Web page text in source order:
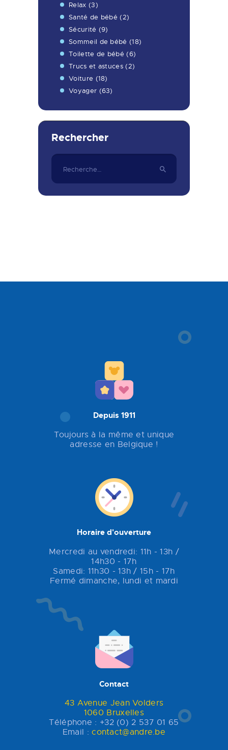
Relax (3)
Santé de bébé (2)
Sécurité (9)
Sommeil de bébé (18)
Toilette de bébé (6)
Trucs et astuces(2)
Voiture (18)
Voyager (63)
Rechercher
Rechercher :
Depuis 1911
Toujours à la même et unique
adresse en Belgique !
Horaire d'ouverture
Mercredi au vendredi: 11h - 13h /
14h30 - 17h
Samedi: 11h30 - 13h / 15h - 17h
Fermé dimanche, lundi et mardi
Contact
43 Avenue Jean Volders
1060 Bruxelles
Téléphone : +32 (0) 2 537 01 65
Email :contact@andre.be